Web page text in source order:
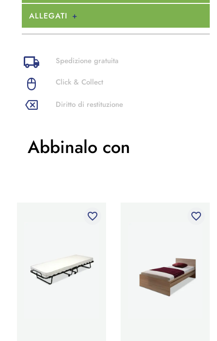
ALLEGATI
Spedizione gratuita
Click & Collect
Diritto di restituzione
Abbinalo con
favorite_border favorite_border